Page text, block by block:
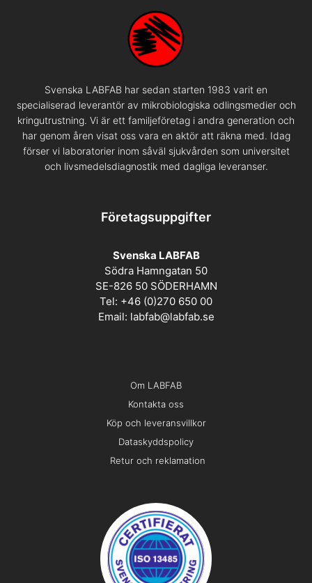
Svenska LABFAB har sedan starten 1983 varit en
specialiserad leverantör av mikrobiologiska odlingsmedier och
kringutrustning. Vi är ett familjeföretag i andra generation och
har genom åren visat oss vara en aktör att räkna med. Idag
förser vi laboratorier inom såväl sjukvården som universitet
och livsmedelsdiagnostik med dagliga leveranser.
Företagsuppgifter
Svenska LABFAB
Södra Hamngatan 50
SE-826 50 SÖDERHAMN
Tel: +46 (0)270 650 00
Email: labfab@labfab.se
Om LABFAB
Kontakta oss
Köp och leveransvillkor
Dataskyddspolicy
Retur och reklamation